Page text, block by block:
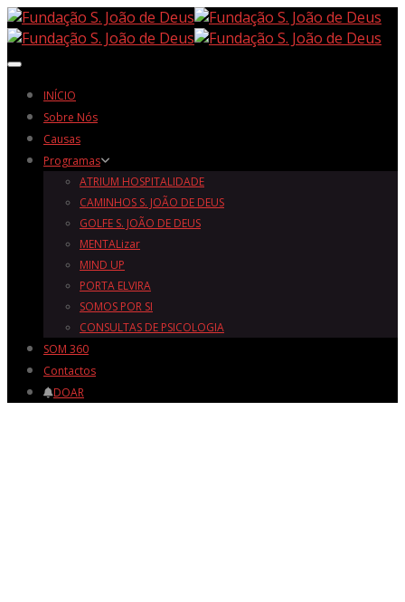
Toggle navigation
INÍCIO
Sobre Nós
Causas
Programas
ATRIUM HOSPITALIDADE
CAMINHOS S. JOÃO DE DEUS
GOLFE S. JOÃO DE DEUS
MENTALizar
MIND UP
PORTA ELVIRA
SOMOS POR SI
CONSULTAS DE PSICOLOGIA
SOM 360
Contactos
DOAR